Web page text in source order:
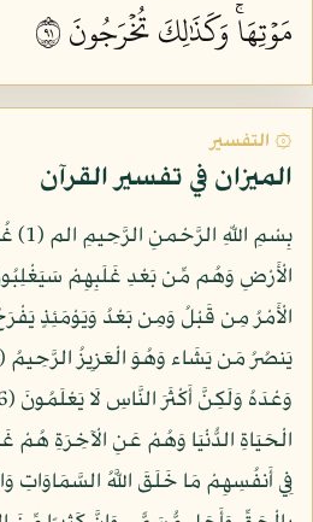
مَوۡتِهَاۚ وَكَذَٰلِكَ تُخۡرَجُونَ ١٩
۞ التفسير
الميزان في تفسير القرآن
فِي أَنفُسِهِمْ مَا خَلَقَ اللَّهُ السَّمَاوَاتِ